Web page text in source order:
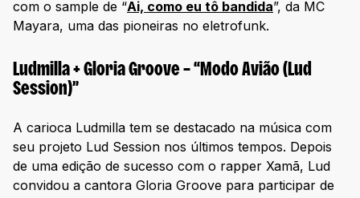
com o sample de “Ai, como eu tô bandida”, da MC
Mayara, uma das pioneiras no eletrofunk.
Ludmilla + Gloria Groove – “Modo Avião (Lud
Session)”
A carioca Ludmilla tem se destacado na música com
seu projeto Lud Session nos últimos tempos. Depois
de uma edição de sucesso com o rapper Xamã, Lud
convidou a cantora Gloria Groove para participar de